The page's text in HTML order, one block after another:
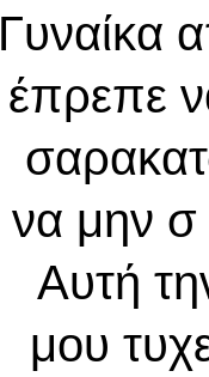
Γυναίκα
έπρεπε
να μην
Αυτή
μου